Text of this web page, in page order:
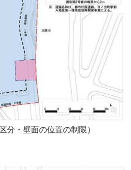
分・壁面の位置の制限）